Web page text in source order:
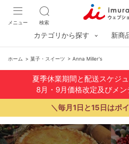
検索
メニュー
カテゴリから探す 新商
ホーム > 菓子・スイーツ > Anna Miller's
夏季休業期間と配送スケジ
8月・9月価格改定及びメ
＼毎月1日と15日はポ